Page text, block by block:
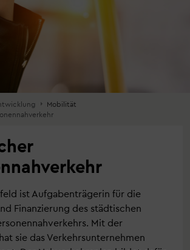
Mobilität
ist Aufgabenträgerin für die
Finanzierung des städtischen
Mit der
sie das Verkehrsunternehmen